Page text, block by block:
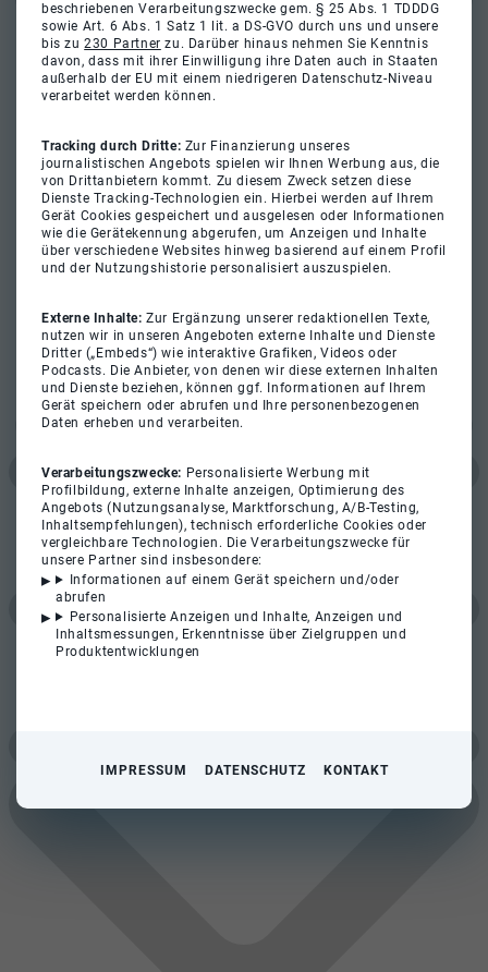
beschriebenen Verarbeitungszwecke gem. § 25 Abs. 1 TDDDG
sowie Art. 6 Abs. 1 Satz 1 lit. a DS-GVO durch uns und unsere
bis zu230 Partner zu. Darüber hinaus nehmen Sie Kenntnis
davon, dass mit ihrer Einwilligung ihre Daten auch in Staaten
außerhalb der EU mit einem niedrigeren Datenschutz-Niveau
verarbeitet werden können.
Tracking durch Dritte: Zur Finanzierung unseres
journalistischen Angebots spielen wir Ihnen Werbung aus, die
von Drittanbietern kommt. Zu diesem Zweck setzen diese
Dienste Tracking-Technologien ein. Hierbei werden auf Ihrem
Gerät Cookies gespeichert und ausgelesen oder Informationen
wie die Gerätekennung abgerufen, um Anzeigen und Inhalte
über verschiedene Websites hinweg basierend auf einem Profil
und der Nutzungshistorie personalisiert auszuspielen.
Externe Inhalte:Zur Ergänzung unserer redaktionellen Texte,
nutzen wir in unseren Angeboten externe Inhalte und Dienste
Dritter („Embeds“) wie interaktive Grafiken, Videos oder
Podcasts. Die Anbieter, von denen wir diese externen Inhalten
und Dienste beziehen, können ggf. Informationen auf Ihrem
Gerät speichern oder abrufen und Ihre personenbezogenen
Daten erheben und verarbeiten.
Verarbeitungszwecke: Personalisierte Werbung mit
Profilbildung, externe Inhalte anzeigen, Optimierung des
Angebots (Nutzungsanalyse, Marktforschung, A/B-Testing,
Inhaltsempfehlungen), technisch erforderliche Cookies oder
vergleichbare Technologien. Die Verarbeitungszwecke für
unsere Partner sind insbesondere:
Informationen auf einem Gerät speichern und/oder
abrufen
Personalisierte Anzeigen und Inhalte, Anzeigen und
Inhaltsmessungen, Erkenntnisse über Zielgruppen und
Produktentwicklungen
IMPRESSUM DATENSCHUTZ KONTAKT